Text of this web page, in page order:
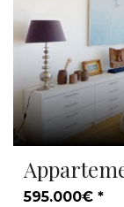
595.000€ *